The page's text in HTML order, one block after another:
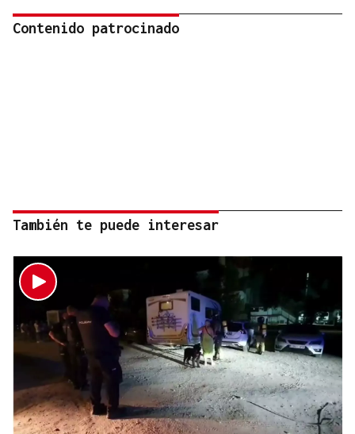
Contenido patrocinado
También te puede interesar